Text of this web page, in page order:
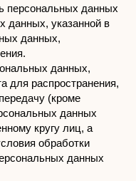
персональных данных
данных, указанной в
данных,
данных,
для распространения,
(кроме
данных
кругу лиц, а
обработки
данных